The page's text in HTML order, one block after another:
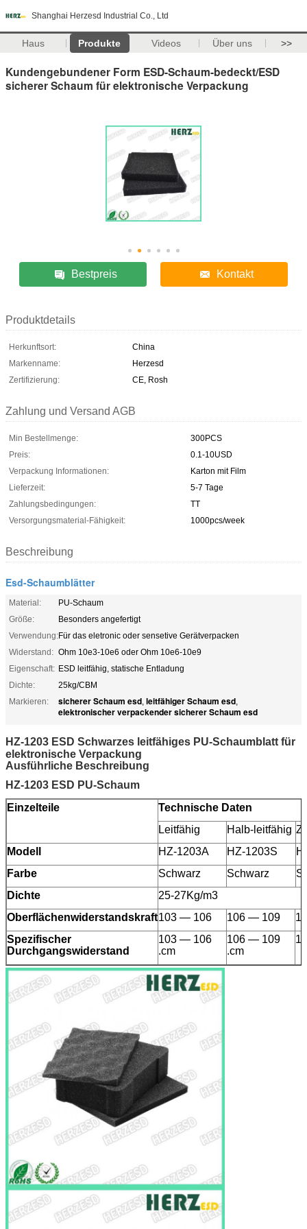
Shanghai Herzesd Industrial Co., Ltd
Haus Produkte Videos Über uns >>
Kundengebundener Form ESD-Schaum-bedeckt/ESD
sicherer Schaum für elektronische Verpackung
Bestpreis Kontakt
Produktdetails
Herkunftsort:
China
Markenname:
Herzesd
Zertifizierung:
CE, Rosh
Zahlung und Versand AGB
Min Bestellmenge:
300PCS
Preis:
0.1-10USD
Verpackung Informationen:
Karton mit Film
Lieferzeit:
5-7 Tage
Zahlungsbedingungen:
TT
Versorgungsmaterial-Fähigkeit:
1000pcs/week
Beschreibung
Esd-Schaumblätter
Material:
PU-Schaum
Größe:
Besonders angefertigt
Verwendung:Für das eletronic oder sensetive Gerätverpacken
Widerstand: Ohm 10e3-10e6 oder Ohm 10e6-10e9
Eigenschaft: ESD leitfähig, statische Entladung
Dichte:
25kg/CBM
Markieren:
sicherer Schaum esd, leitfähiger Schaum esd,
elektronischer verpackender sicherer Schaum esd
HZ-1203 ESD Schwarzes leitfähiges PU-Schaumblatt für
elektronische Verpackung
Ausführliche Beschreibung
HZ-1203 ESD PU-Schaum
Einzelteile
Technische Daten
Leitfähig
Halb-leitfähig
Modell
HZ-1203A HZ-1203S
Farbe
Schwarz Schwarz
Dichte
25-27Kg/m3
Oberflächenwiderstandskraft103 — 106 106 — 109
Spezifischer
Durchgangswiderstand
103 — 106
.cm
106 — 109
.cm